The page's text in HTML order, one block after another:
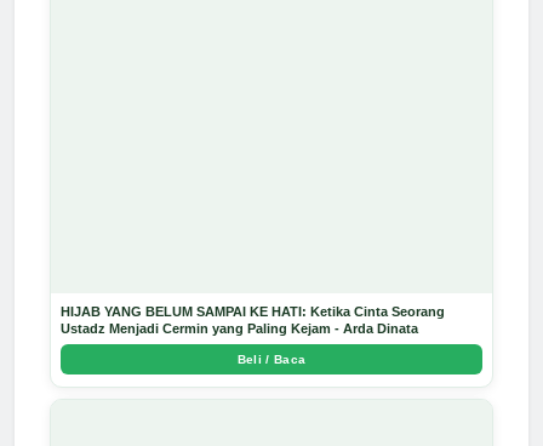
HIJAB YANG BELUM SAMPAI KE HATI: Ketika Cinta Seorang
Ustadz Menjadi Cermin yang Paling Kejam - Arda Dinata
Beli / Baca